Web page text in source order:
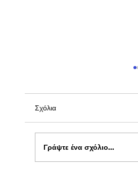
Σχόλια
Γράψτε ένα σχόλιο...